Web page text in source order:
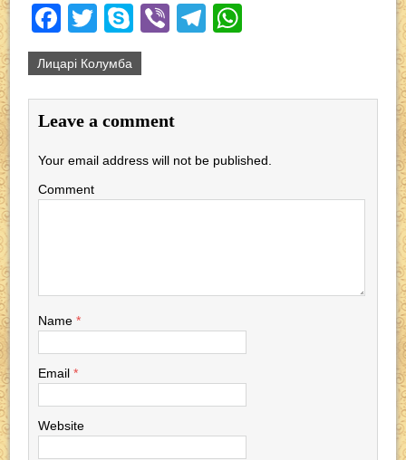
F
a
c
e
b
o
o
T
wi
tt
er
S
ky
p
e
Vi
T
gr
m
s
p
p
Лицарі Колумба
Leave a comment
Your email address will not be published.
Comment
Name*
Email*
Website